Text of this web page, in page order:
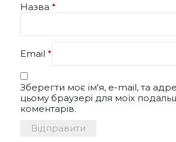
Назва *
Email *
Зберегти моє ім'я, e-mail, та
цьому браузері для моїх
коментарів.